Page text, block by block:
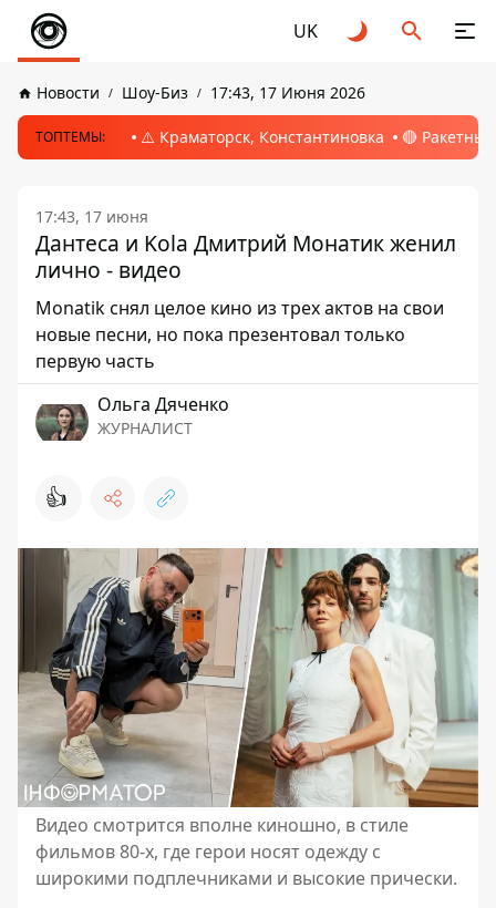
UK
Новости Шоу-Биз 17:43, 17 Июня 2026
ТОПТЕМЫ: ⚠️ Краматорск, Константиновка 🔴
17:43, 17 июня
Дантеса и Kola Дмитрий Монатик женил
лично - видео
Monatik снял целое кино из трех актов на свои
новые песни, но пока презентовал только
первую часть
Ольга Дяченко
ЖУРНАЛИСТ
👍
Видео смотрится вполне киношно, в стиле
фильмов 80-х, где герои носят одежду с
широкими подплечниками и высокие прически.